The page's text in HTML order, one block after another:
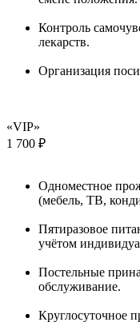
Контроль
лекарств.
Организация
«VIP»
1 700 ₽
Одноместное
(мебель, ТВ,
Пятиразовое
учётом
Постельные
обслуживание.
Круглосуточное